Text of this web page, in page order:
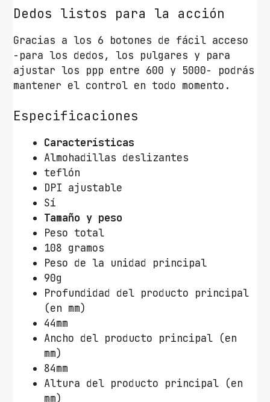
t
d
d
Dedos listos para la acción
Gracias a los 6 botones de fácil acceso
-para los dedos, los pulgares y para
ajustar los ppp entre 600 y 5000- podrás
mantener el control en todo momento.
Especificaciones
Características
Almohadillas deslizantes
teflón
DPI ajustable
Sí
Tamaño y peso
Peso total
108 gramos
Peso de la unidad principal
90g
Profundidad del producto principal
(en mm)
44mm
Ancho del producto principal (en
mm)
84mm
Altura del producto principal (en
mm)